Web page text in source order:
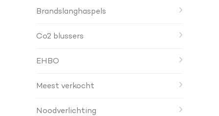
Brandslanghaspels
Co2 blussers
EHBO
Meest verkocht
Noodverlichting